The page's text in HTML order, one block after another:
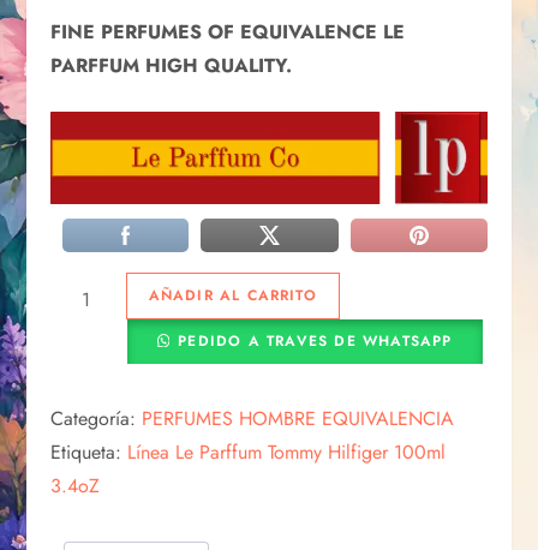
FINE PERFUMES OF EQUIVALENCE LE
PARFFUM HIGH QUALITY.
AÑADIR AL CARRITO
PEDIDO A TRAVES DE WHATSAPP
Categoría: PERFUMES HOMBRE EQUIVALENCIA
Etiqueta: Línea Le Parffum Tommy Hilfiger 100ml
3.4oZ